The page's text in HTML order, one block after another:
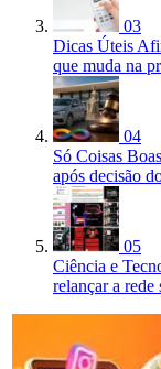
03
Dicas Úteis
que muda na
04
Só Coisas Boas
após decisão
05
Ciência e
relançar a rede